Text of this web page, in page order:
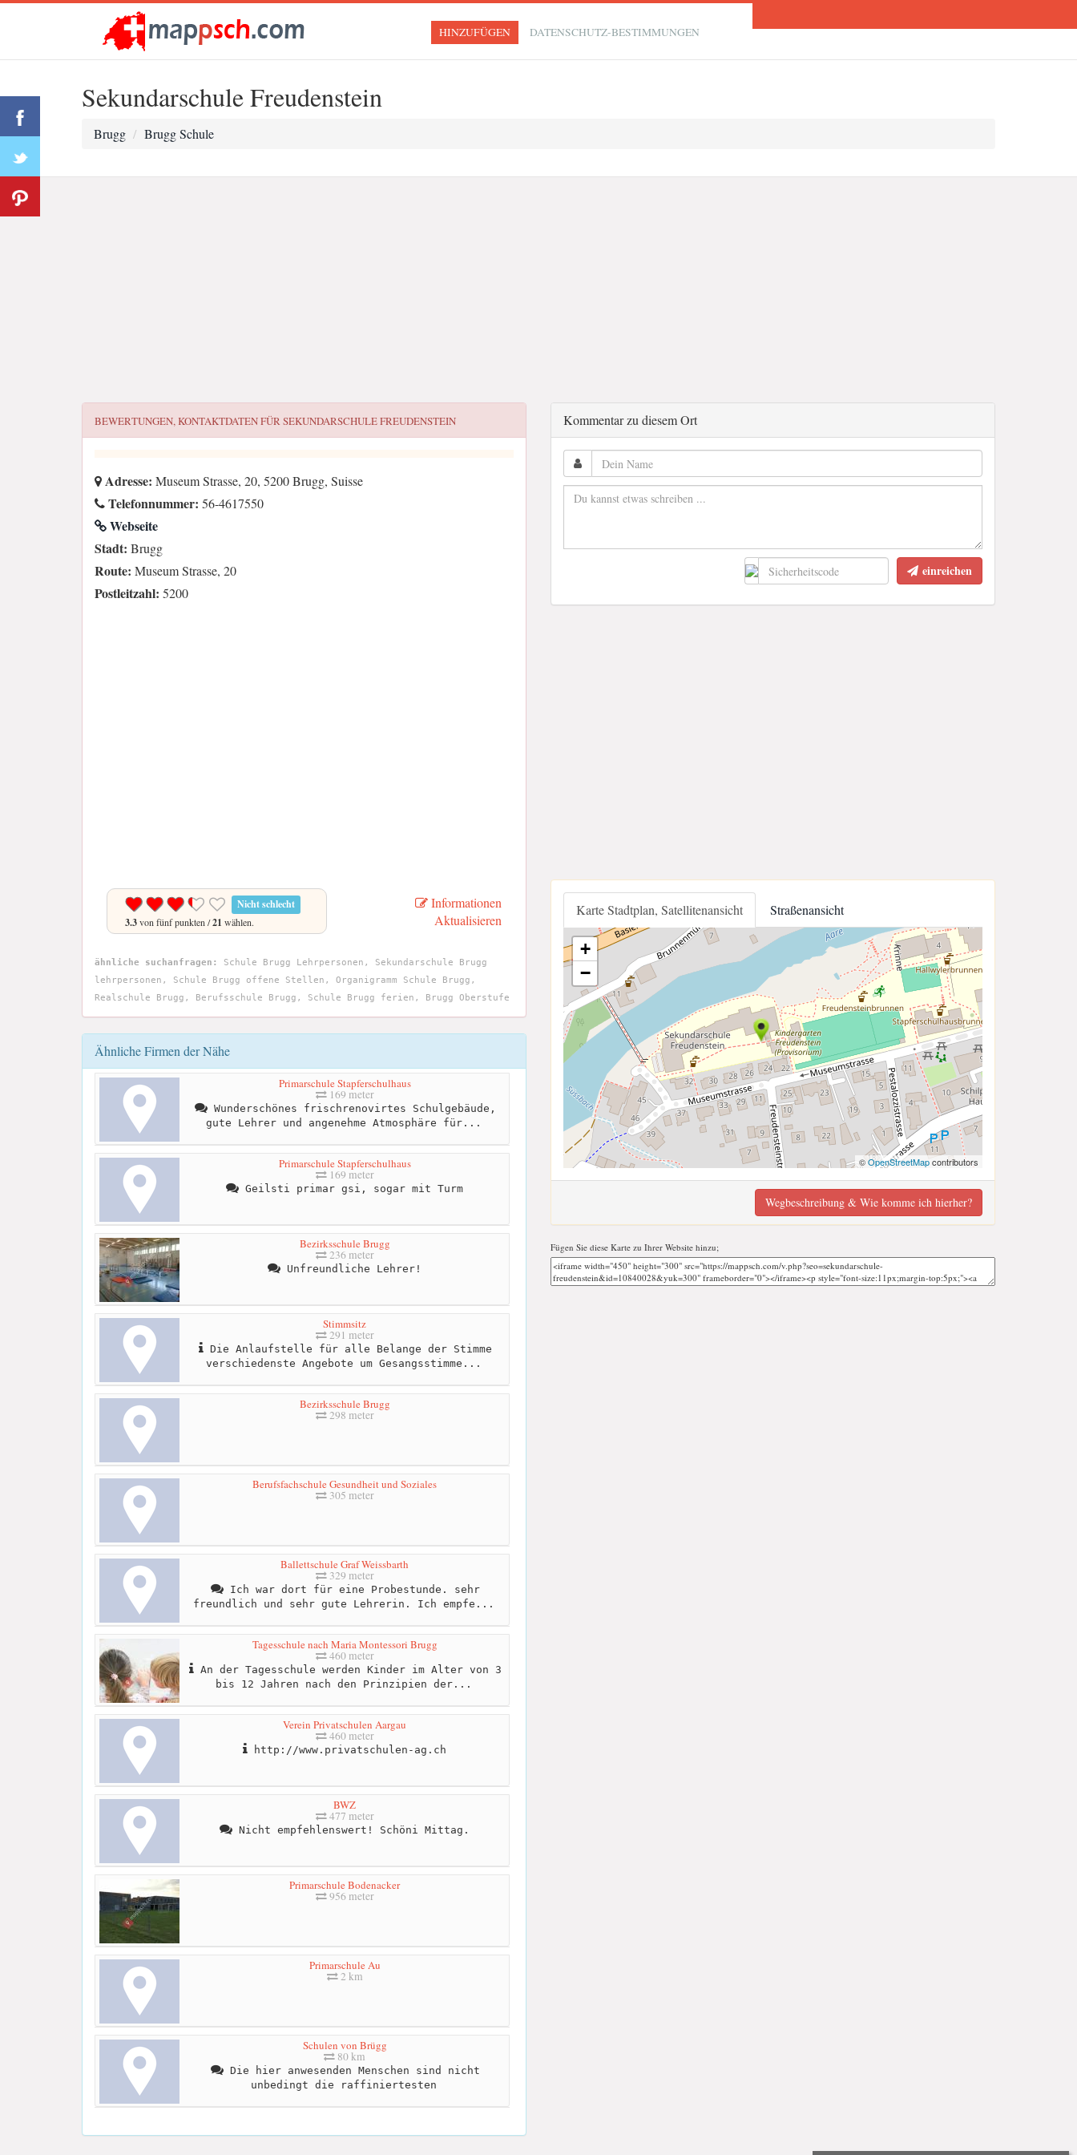
HINZUFÜGEN DATENSCHUTZ-BESTIMMUNGEN
Sekundarschule Freudenstein
Brugg Brugg Schule
BEWERTUNGEN, KONTAKTDATEN FÜRSEKUNDARSCHULE FREUDENSTEIN
Adresse: Museum Strasse, 20, 5200 Brugg, Suisse
Telefonnummer: 56-4617550
Webseite
Stadt: Brugg
Route: Museum Strasse, 20
Postleitzahl: 5200
Nicht schlecht
3.3von fünf punkten /21 wählen.
Informationen
Aktualisieren
ähnliche suchanfragen:
Schule Brugg Lehrpersonen, Sekundarschule Brugg
lehrpersonen, Schule Brugg offene Stellen, Organigramm Schule Brugg,
Realschule Brugg, Berufsschule Brugg, Schule Brugg ferien, Brugg Oberstufe
Ähnliche Firmen der Nähe
Primarschule Stapferschulhaus
169 meter
Wunderschönes frischrenovirtes Schulgebäude,
gute Lehrer und angenehme Atmosphäre für...
Primarschule Stapferschulhaus
169 meter
Geilsti primar gsi, sogar mit Turm
Bezirksschule Brugg
236 meter
Unfreundliche Lehrer!
Stimmsitz
291 meter
Die Anlaufstelle für alle Belange der Stimme
verschiedenste Angebote um Gesangsstimme...
Bezirksschule Brugg
298 meter
Berufsfachschule Gesundheit und Soziales
305 meter
Ballettschule Graf Weissbarth
329 meter
Ich war dort für eine Probestunde. sehr
freundlich und sehr gute Lehrerin. Ich empfe...
Tagesschule nach Maria Montessori Brugg
460 meter
An der Tagesschule werden Kinder im Alter von 3
bis 12 Jahren nach den Prinzipien der...
Verein Privatschulen Aargau
460 meter
http://www.privatschulen-ag.ch
BWZ
477 meter
Nicht empfehlenswert! Schöni Mittag.
Primarschule Bodenacker
956 meter
Primarschule Au
2 km
Schulen von Brügg
80 km
Die hier anwesenden Menschen sind nicht
unbedingt die raffiniertesten
Kommentar zu diesem Ort
einreichen
Karte Stadtplan, Satellitenansicht Straßenansicht
+
−
©OpenStreetMapcontributors
Wegbeschreibung & Wie komme ich hierher?
Fügen Sie diese Karte zu Ihrer Website hinzu;